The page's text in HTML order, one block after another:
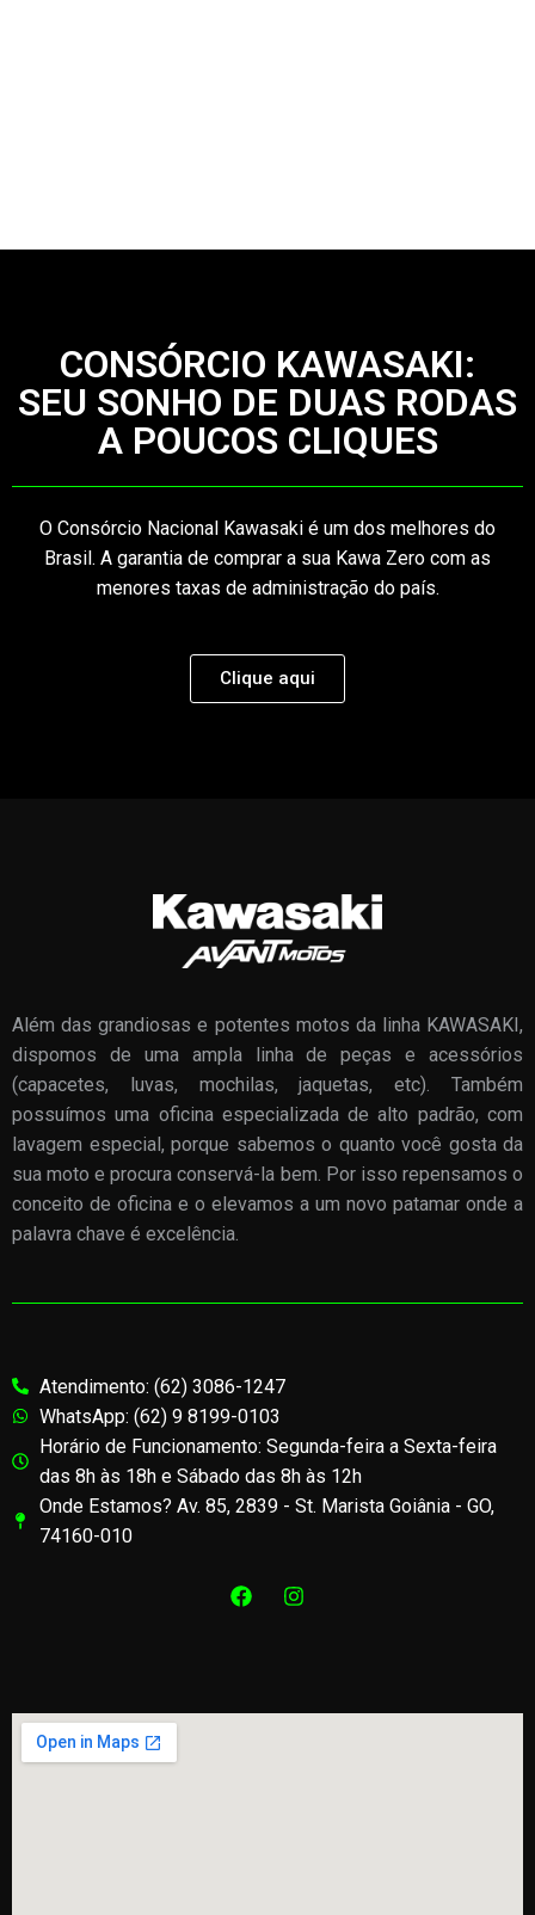
CONSÓRCIO KAWASAKI:
SEU SONHO DE DUAS RODAS
A POUCOS CLIQUES
O Consórcio Nacional Kawasaki é um dos melhores do
Brasil. A garantia de comprar a sua Kawa Zero com as
menores taxas de administração do país.
Clique aqui
Além das grandiosas e potentes motos da linha KAWASAKI,
dispomos de uma ampla linha de peças e acessórios
(capacetes, luvas, mochilas, jaquetas, etc). Também
possuímos uma oficina especializada de alto padrão, com
lavagem especial, porque sabemos o quanto você gosta da
sua moto e procura conservá-la bem. Por isso repensamos o
conceito de oficina e o elevamos a um novo patamar onde a
palavra chave é excelência.
Atendimento: (62) 3086-1247
WhatsApp: (62) 9 8199-0103
Horário de Funcionamento: Segunda-feira a Sexta-feira
das 8h às 18h e Sábado das 8h às 12h
Onde Estamos? Av. 85, 2839 - St. Marista Goiânia - GO,
74160-010